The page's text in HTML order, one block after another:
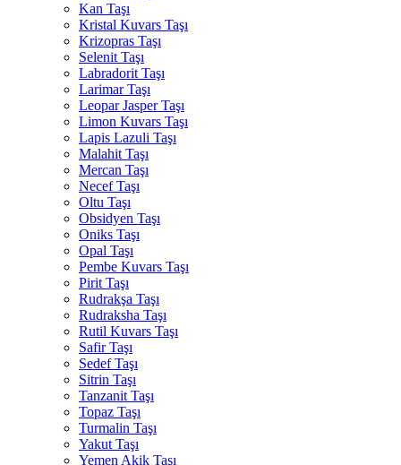
Kan Taşı
Kristal Kuvars Taşı
Krizopras Taşı
Selenit Taşı
Labradorit Taşı
Larimar Taşı
Leopar Jasper Taşı
Limon Kuvars Taşı
Lapis Lazuli Taşı
Malahit Taşı
Mercan Taşı
Necef Taşı
Oltu Taşı
Obsidyen Taşı
Oniks Taşı
Opal Taşı
Pembe Kuvars Taşı
Pirit Taşı
Rudrakşa Taşı
Rudraksha Taşı
Rutil Kuvars Taşı
Safir Taşı
Sedef Taşı
Sitrin Taşı
Tanzanit Taşı
Topaz Taşı
Turmalin Taşı
Yakut Taşı
Yemen Akik Taşı